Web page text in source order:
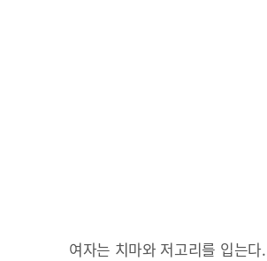
여자는 치마와 저고리를 입는